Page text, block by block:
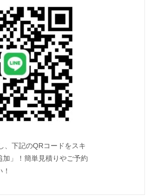
、下記のQRコードをスキ
加」！簡単見積りやご予約